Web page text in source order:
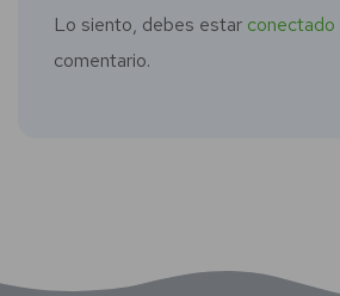
Lo siento, debes estar conectado
comentario.